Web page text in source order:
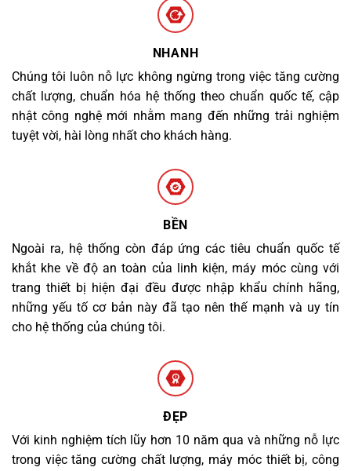
NHANH
Chúng tôi luôn nỗ lực không ngừng trong việc tăng cường
chất lượng, chuẩn hóa hệ thống theo chuẩn quốc tế, cập
nhật công nghệ mới nhằm mang đến những trải nghiệm
tuyệt vời, hài lòng nhất cho khách hàng.
BỀN
Ngoài ra, hệ thống còn đáp ứng các tiêu chuẩn quốc tế
khắt khe về độ an toàn của linh kiện, máy móc cùng với
trang thiết bị hiện đại đều được nhập khẩu chính hãng,
những yếu tố cơ bản này đã tạo nên thế mạnh và uy tín
cho hệ thống của chúng tôi.
ĐẸP
Với kinh nghiệm tích lũy hơn 10 năm qua và những nỗ lực
trong việc tăng cường chất lượng, máy móc thiết bị, công